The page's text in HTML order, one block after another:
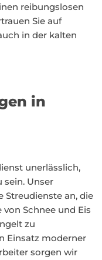
reibungslosen
Sie auf
in der kalten
in
unerlässlich,
Unser
Streudienste an, die
von Schnee und Eis
zu
Einsatz moderner
sorgen wir